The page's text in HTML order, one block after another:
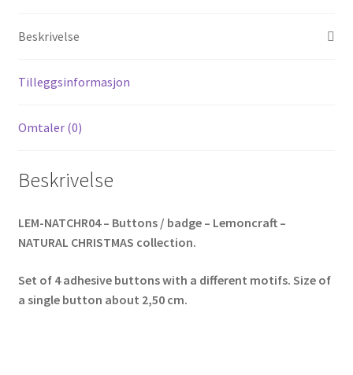
Beskrivelse
Tilleggsinformasjon
Omtaler (0)
Beskrivelse
LEM-NATCHR04 – Buttons / badge – Lemoncraft –
NATURAL CHRISTMAS collection.
Set of 4 adhesive buttons with a different motifs. Size of
a single button about 2,50 cm.